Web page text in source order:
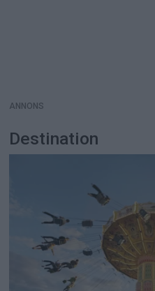
ANNONS
Destination